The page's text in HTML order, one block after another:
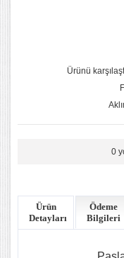
Ürünü
0
Ürün
Detayları
Ödeme
Bilgileri